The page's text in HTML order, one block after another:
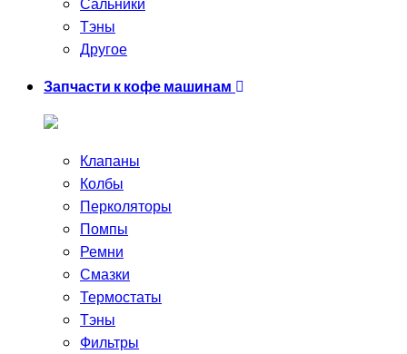
Тэны
Другое
Запчасти к кофе машинам
Клапаны
Колбы
Перколяторы
Помпы
Ремни
Смазки
Термостаты
Тэны
Фильтры